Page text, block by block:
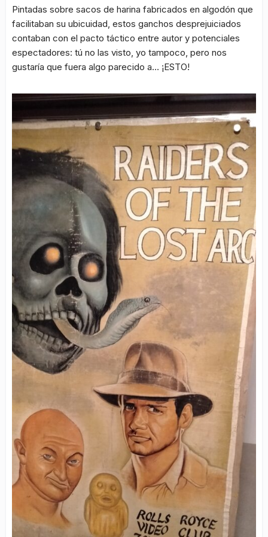
Pintadas sobre sacos de harina fabricados en algodón que
facilitaban su ubicuidad, estos ganchos desprejuiciados
contaban con el pacto táctico entre autor y potenciales
espectadores: tú no las visto, yo tampoco, pero nos
gustaría que fuera algo parecido a… ¡ESTO!